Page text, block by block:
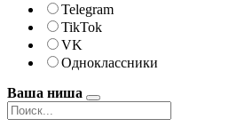
Telegram
TikTok
VK
Одноклассники
Ваша ниша